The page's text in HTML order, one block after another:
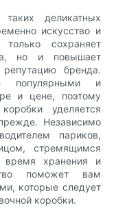
деликатных
искусство и
сохраняет
но и повышает
репутацию бренда.
популярными и
и цене, поэтому
уделяется
Независимо
париков,
стремящимся
время хранения и
поможет вам
которые следует
коробки.